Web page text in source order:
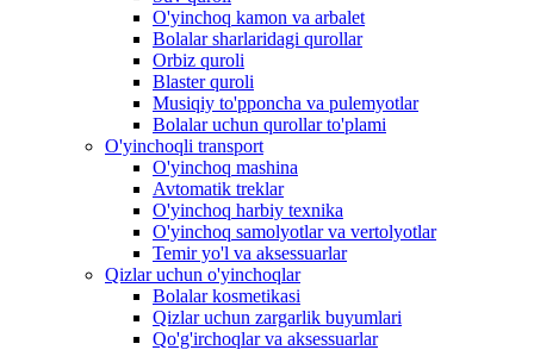
O'yinchoq kamon va arbalet
Bolalar sharlaridagi qurollar
Orbiz quroli
Blaster quroli
Musiqiy to'pponcha va pulemyotlar
Bolalar uchun qurollar to'plami
O'yinchoqli transport
O'yinchoq mashina
Avtomatik treklar
O'yinchoq harbiy texnika
O'yinchoq samolyotlar va vertolyotlar
Temir yo'l va aksessuarlar
Qizlar uchun o'yinchoqlar
Bolalar kosmetikasi
Qizlar uchun zargarlik buyumlari
Qo'g'irchoqlar va aksessuarlar